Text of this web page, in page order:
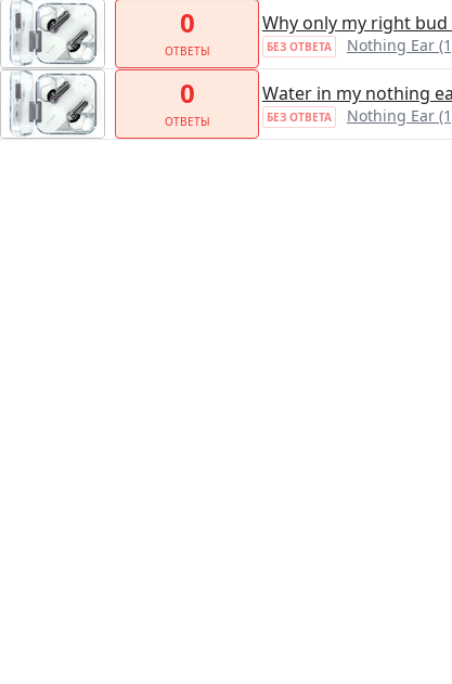
0
ОТВЕТЫ
Why only my right
БЕЗ ОТВЕТА Nothing Ear
0
ОТВЕТЫ
Water in my nothing
БЕЗ ОТВЕТА Nothing Ear